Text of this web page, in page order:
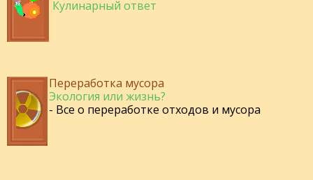
Кулинарный ответ
Переработка мусора
Экология или жизнь?
- Все о переработке отходов и мусора